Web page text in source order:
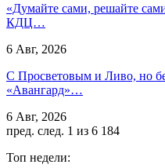
«Думайте сами, решайте
КДЦ…
6 Авг, 2026
С Просветовым и Ливо, но
«Авангард»…
6 Авг, 2026
пред. след. 1 из 6 184
Топ недели: